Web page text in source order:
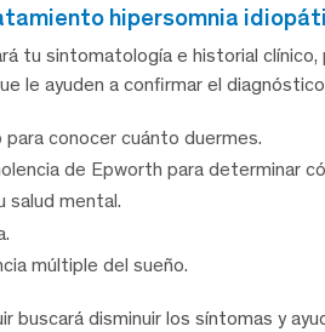
hipersomnia
tu sintomatología e historial
le ayuden a confirmar el
para conocer cuánto duermes.
de Epworth para determinar
salud mental.
múltiple del sueño.
buscará disminuir los síntomas y